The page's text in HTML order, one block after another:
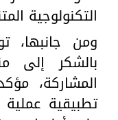
التكنولوجية
ومن جانبها،
بالشكر إلى
المشاركة،
تطبيقية